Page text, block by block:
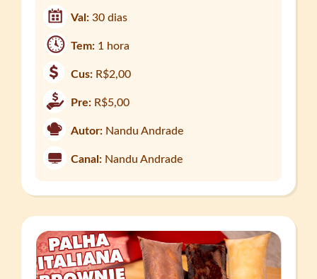
Val:30 dias
Tem: 1 hora
Cus: R$2,00
Pre: R$5,00
Autor: Nandu Andrade
Canal: Nandu Andrade